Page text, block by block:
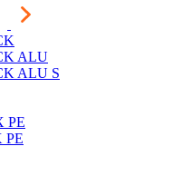
ALU
ALU S
PE
PE